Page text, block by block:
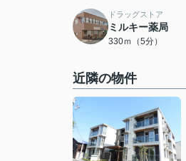
ドラッグストア
ミルキー薬局
330ｍ（5分）
近隣の物件